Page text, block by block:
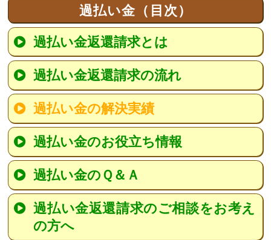
過払い金（目次）
過払い金返還請求とは
過払い金返還請求の流れ
過払い金の解決実績
過払い金のお役立ち情報
過払い金のＱ＆Ａ
過払い金返還請求のご相談をお考え
の方へ